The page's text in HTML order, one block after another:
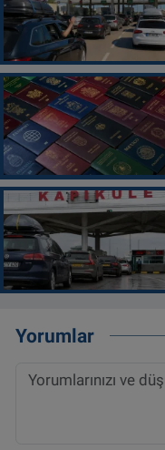
Yorumlar